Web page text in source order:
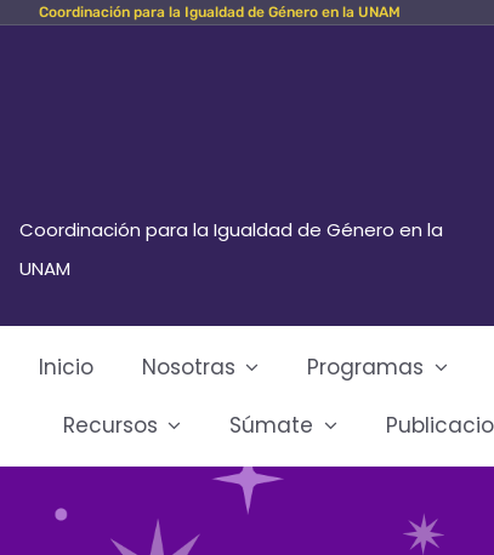
Skip Coordinación para la Igualdad de Género en la UNAM
Coordinación para la Igualdad de Género en la
UNAM
Inicio Nosotras Programas
Recursos
Súmate